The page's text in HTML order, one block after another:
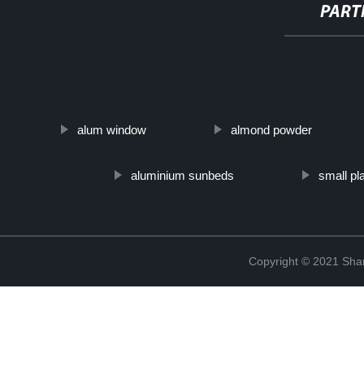
alum window almond powder
aluminium sunbeds small
Copyright © 2021